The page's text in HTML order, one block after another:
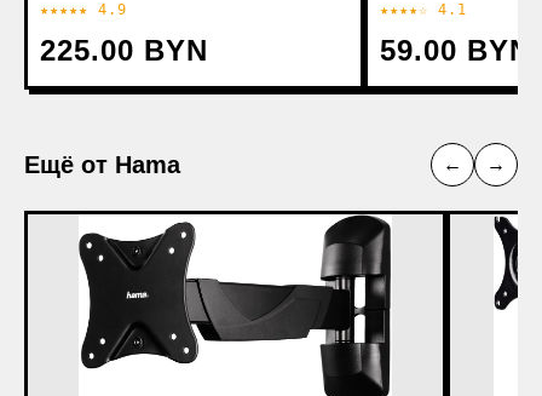
★★★★★ 4.9
225.00 BYN
★★★★☆ 4.1
59.00 BYN
Ещё от Hama ← →